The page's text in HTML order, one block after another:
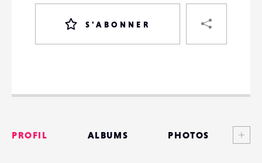
S'ABONNER
DESTINATAIRE
VOTRE
VOTRE
PROFIL ALBUMS PHOTOS